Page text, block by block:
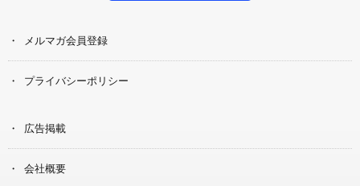
メルマガ会員登録
プライバシーポリシー
広告掲載
会社概要